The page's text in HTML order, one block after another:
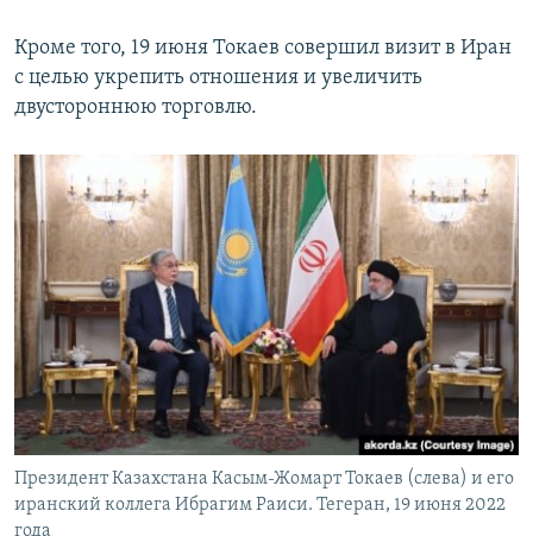
Кроме того, 19 июня Токаев совершил визит в Иран
с целью укрепить отношения и увеличить
двустороннюю торговлю.
Президент Казахстана Касым-Жомарт Токаев (слева) и его
иранский коллега Ибрагим Раиси. Тегеран, 19 июня 2022
года